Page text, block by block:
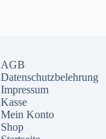
AGB
Datenschutzbelehrung
Impressum
Kasse
Mein Konto
Shop